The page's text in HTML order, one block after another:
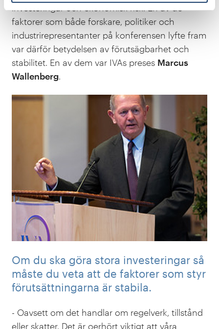
investeringar och ekonomisk risk. En av de
faktorer som både forskare, politiker och
industrirepresentanter på konferensen lyfte fram
var därför betydelsen av förutsägbarhet och
stabilitet. En av dem var IVAs preses Marcus
Wallenberg.
Om du ska göra stora investeringar så
måste du veta att de faktorer som styr
förutsättningarna är stabila.
- Oavsett om det handlar om regelverk, tillstånd
eller skatter. Det är oerhört viktigt att våra